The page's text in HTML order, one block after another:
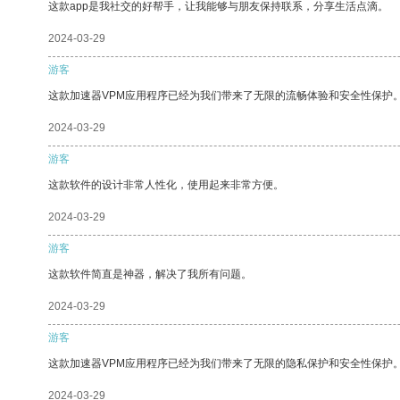
这款app是我社交的好帮手，让我能够与朋友保持联系，分享生活点滴。
2024-03-29
游客
这款加速器VPM应用程序已经为我们带来了无限的流畅体验和安全性保护
2024-03-29
游客
这款软件的设计非常人性化，使用起来非常方便。
2024-03-29
游客
这款软件简直是神器，解决了我所有问题。
2024-03-29
游客
这款加速器VPM应用程序已经为我们带来了无限的隐私保护和安全性保护
2024-03-29